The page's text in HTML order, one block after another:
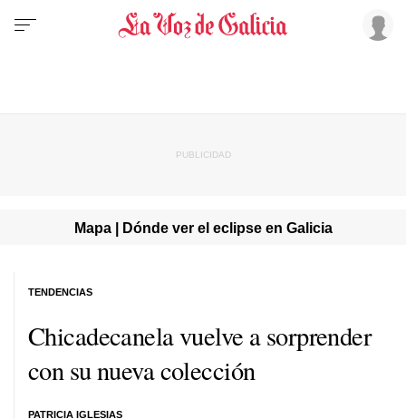
Mapa | Dónde ver el eclipse en Galicia
Chicadecanela vuelve a sorprender
con su nueva colección
PATRICIA IGLESIAS
TENDENCIAS